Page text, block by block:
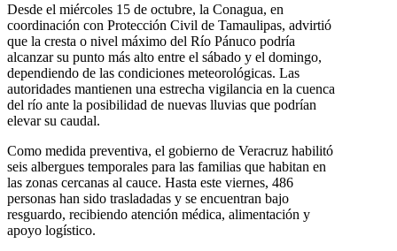
Desde el miércoles 15 de octubre, la Conagua, en
coordinación con Protección Civil de Tamaulipas, advirtió
que la cresta o nivel máximo del Río Pánuco podría
alcanzar su punto más alto entre el sábado y el domingo,
dependiendo de las condiciones meteorológicas. Las
autoridades mantienen una estrecha vigilancia en la cuenca
del río ante la posibilidad de nuevas lluvias que podrían
elevar su caudal.
Como medida preventiva, el gobierno de Veracruz habilitó
seis albergues temporales para las familias que habitan en
las zonas cercanas al cauce. Hasta este viernes, 486
personas han sido trasladadas y se encuentran bajo
resguardo, recibiendo atención médica, alimentación y
apoyo logístico.